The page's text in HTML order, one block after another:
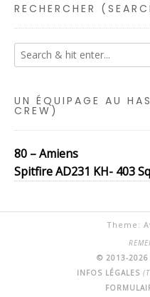
RECHERCHER
UN ÉQUIPAGE AU
CREW)
80 – Amiens
Spitfire AD231 KH- 403
Theme:
© 2013-2026
INFOS LÉGALES